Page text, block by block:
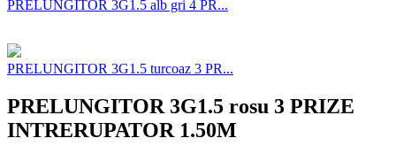
PRELUNGITOR 3G1.5 alb gri 4 PR...
PRELUNGITOR 3G1.5 turcoaz 3 PR...
PRELUNGITOR 3G1.5 rosu 3 PRIZE
INTRERUPATOR 1.50M